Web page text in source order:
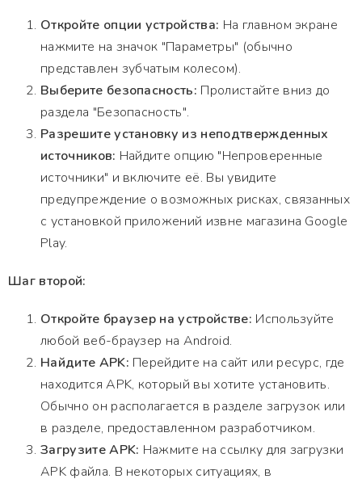
Откройте опции устройства: На главном экране
нажмите на значок "Параметры" (обычно
представлен зубчатым колесом).
Выберите безопасность: Пролистайте вниз до
раздела "Безопасность".
Разрешите установку из неподтвержденных
источников: Найдите опцию "Непроверенные
источники" и включите её. Вы увидите
предупреждение о возможных рисках, связанных
с установкой приложений извне магазина Google
Play.
Шаг второй:
Откройте браузер на устройстве: Используйте
любой веб-браузер на Android.
Найдите APK: Перейдите на сайт или ресурс, где
находится APK, который вы хотите установить.
Обычно он располагается в разделе загрузок или
в разделе, предоставленном разработчиком.
Загрузите APK: Нажмите на ссылку для загрузки
APK файла. В некоторых ситуациях, в